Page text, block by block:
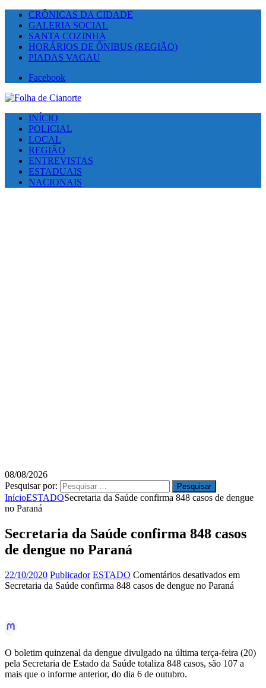
CRÔNICAS DA CIDADE
GALERIA SOCIAL
SANTA COZINHA
HORÁRIOS DE ÔNIBUS (REGIÃO)
PIADAS VAGAU
Facebook
INÍCIO
POLICIAL
LOCAL
REGIÃO
ENTREVISTAS
ESTADUAIS
NACIONAIS
08/08/2026
Pesquisar por:
InícioESTADOSecretaria da Saúde confirma 848 casos de dengue
no Paraná
Secretaria da Saúde confirma 848 casos
de dengue no Paraná
22/10/2020 Publicador ESTADO Comentários desativados em
Secretaria da Saúde confirma 848 casos de dengue no Paraná
O boletim quinzenal da dengue divulgado na última terça-feira (20)
pela Secretaria de Estado da Saúde totaliza 848 casos, são 107 a
mais que o informe anterior, do dia 6 de outubro.